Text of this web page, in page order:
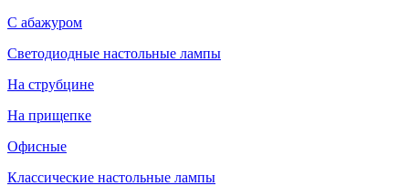
С абажуром
Светодиодные настольные лампы
На струбцине
На прищепке
Офисные
Классические настольные лампы